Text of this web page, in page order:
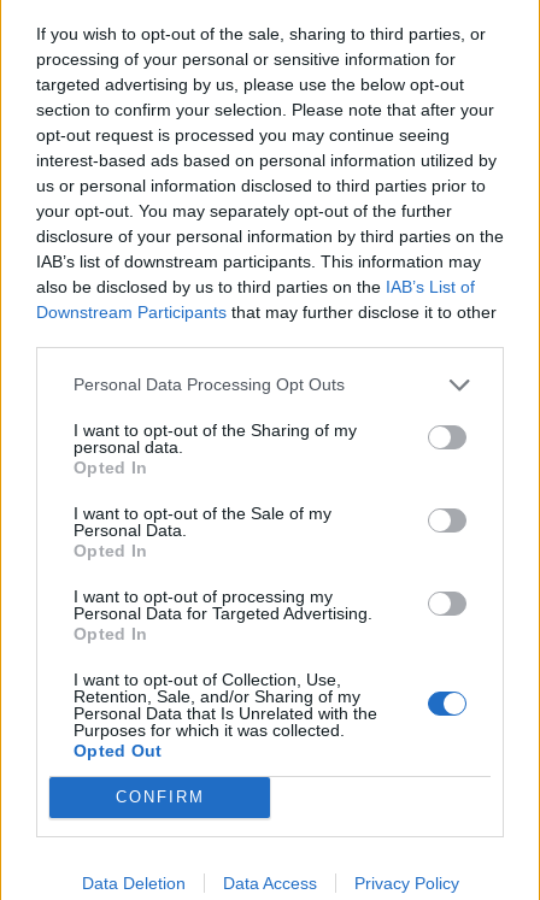
If you wish to opt-out of the sale, sharing to third parties, or
processing of your personal or sensitive information for
targeted advertising by us, please use the below opt-out
section to confirm your selection. Please note that after your
opt-out request is processed you may continue seeing
interest-based ads based on personal information utilized by
us or personal information disclosed to third parties prior to
your opt-out. You may separately opt-out of the further
disclosure of your personal information by third parties on the
IAB’s list of downstream participants. This information may
also be disclosed by us to third parties on the IAB’s List of
Downstream Participants that may further disclose it to other
Personal Data Processing Opt Outs
I want to opt-out of the Sharing of my
personal data.
Opted In
I want to opt-out of the Sale of my
Personal Data.
Opted In
I want to opt-out of processing my
Personal Data for Targeted Advertising.
Opted In
I want to opt-out of Collection, Use,
Retention, Sale, and/or Sharing of my
Personal Data that Is Unrelated with the
Purposes for which it was collected.
Opted Out
CONFIRM
Data Deletion Data Access Privacy Policy